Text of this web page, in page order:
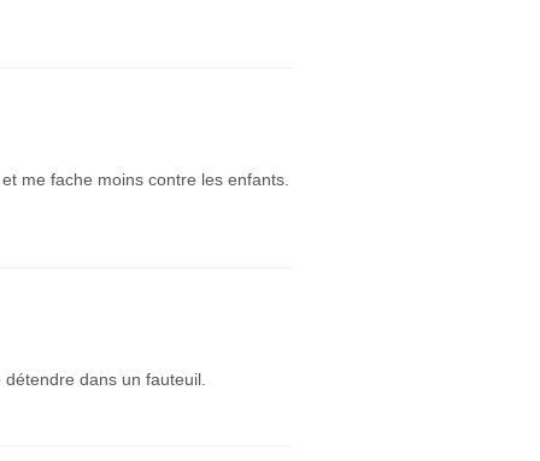
me fache moins contre les enfants.
dans un fauteuil.